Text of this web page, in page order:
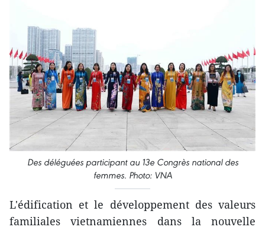
Des déléguées participant au 13e Congrès national des
femmes. Photo: VNA
L'édification et le développement des valeurs
familiales vietnamiennes dans la nouvelle